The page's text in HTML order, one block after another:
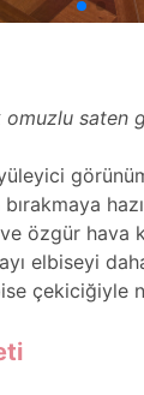
saten
özgür hava
elbiseyi
çekiciğiyle